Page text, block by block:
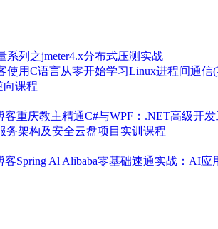
系列之jmeter4.x分布式压测实战
使用C语言从零开始学习Linux进程间通信
向课程
重庆教主精通C#与WPF：.NET高级开
务架构及安全云盘项目实训课程
Spring Al Alibaba零基础速通实战：AI应